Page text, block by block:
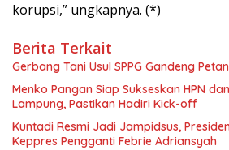
korupsi,” ungkapnya. (*)
Berita Terkait
Gerbang Tani Usul SPPG Gandeng
Menko Pangan Siap Sukseskan HPN
Lampung, Pastikan Hadiri Kick-off
Kuntadi Resmi Jadi Jampidsus,
Keppres Pengganti Febrie Adriansyah